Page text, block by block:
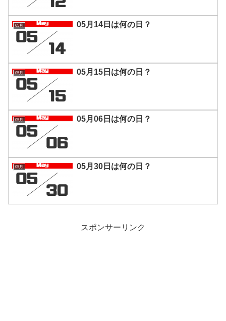
05月 05月14日は何の日？
05月 05月15日は何の日？
05月 05月06日は何の日？
05月 05月30日は何の日？
スポンサーリンク